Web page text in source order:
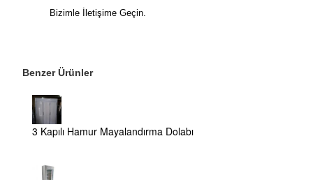
Bizimle İletişime Geçin.
Benzer Ürünler
3 Kapılı Hamur Mayalandırma Dolabı